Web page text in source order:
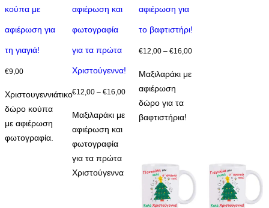
κούπα με
αφιέρωση για
τη γιαγιά!
€9,00
Χριστουγεννιάτικο
δώρο κούπα
με αφιέρωση
φωτογραφία.
πολλαπλές
επιλογές
μπορούν
επιλεγούν
στη
σελίδα
προϊόντος
αφιέρωση και
φωτογραφία
για τα πρώτα
Χριστούγεννα!
€12,00 – €16,00Price
range:
€12,00
Μαξιλαράκι με
αφιέρωση και
φωτογραφία
για τα πρώτα
Χριστούγεννα
πολλαπλές
επιλογές
επιλεγούν
στη
σελίδα
αφιέρωση για
το βαφτιστήρι!
€12,00 – €16,00Price
Μαξιλαράκι με
αφιέρωση
δώρο για τα
βαφτιστήρια!